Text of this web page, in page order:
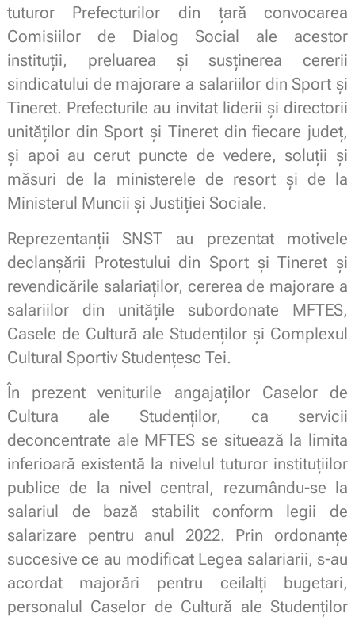
tuturor Prefecturilor din țară convocarea
Comisiilor de Dialog Social ale acestor
instituții, preluarea și susținerea cererii
sindicatului de majorare a salariilor din Sport și
Tineret. Prefecturile au invitat liderii și directorii
unităților din Sport și Tineret din fiecare județ,
și apoi au cerut puncte de vedere, soluții și
măsuri de la ministerele de resort și de la
Ministerul Muncii și Justiției Sociale.
Reprezentanții SNST au prezentat motivele
declanșării Protestului din Sport și Tineret și
revendicările salariaților, cererea de majorare a
salariilor din unitățile subordonate MFTES,
Casele de Cultură ale Studenților și Complexul
Cultural Sportiv Studențesc Tei.
În prezent veniturile angajaților Caselorde
Cultura ale Studenților, ca servicii
deconcentrate ale MFTES se situează la limita
inferioară existentă la nivelul tuturor instituțiilor
publice de la nivel central, rezumându-se la
salariul de bază stabilit conform legii de
salarizare pentru anul 2022. Prin ordonanțe
succesive ce au modificat Legea salariarii, s-au
acordat majorări pentru ceilalți bugetari,
personalul Caselor de Cultură ale Studenților